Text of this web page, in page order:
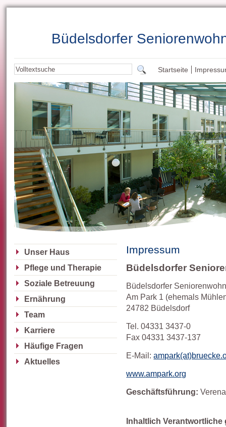
Büdelsdorfer
Startseite
Unser Haus
Pflege und Therapie
Soziale Betreuung
Ernährung
Team
Karriere
Häufige Fragen
Aktuelles
Impressum
Büdelsdorfer
Büdelsdorfer
Am Park 1 (ehemals
24782 Büdelsdorf
Tel. 04331 3437-0
Fax 04331 3437-137
E-Mail:
www.ampark.org
Geschäftsführung:
Inhaltlich Verantwortliche